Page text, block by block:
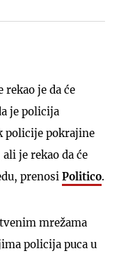
je da će
je policija
policije pokrajine
ali je rekao da će
prenosi Politico.
mrežama
policija puca u